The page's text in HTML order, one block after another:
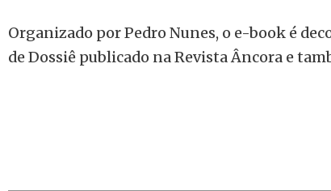
Organizado por Pedro Nunes, o e-book é
de Dossiê publicado na Revista Âncora e